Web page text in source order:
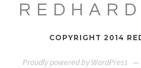
COPYRIGHT 2014
Proudly powered by WordPress —